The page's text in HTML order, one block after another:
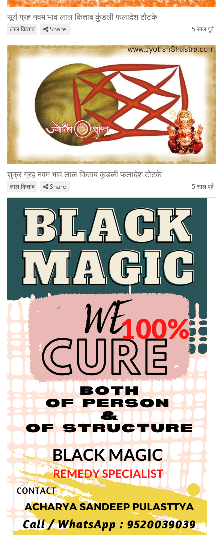
सूर्य ग्रह नवम भाव लाल किताब कुंडली फलादेश टोटके
लाल किताब Share 5 साल पूर्व
शुक्र ग्रह नवम भाव लाल किताब कुंडली फलादेश टोटके
लाल किताब Share 5 साल पूर्व